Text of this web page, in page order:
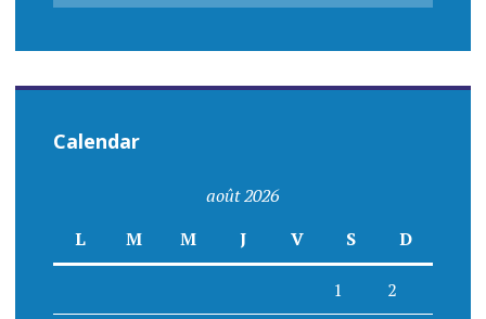
Calendar
août 2026
L
M M J V S D
1 2